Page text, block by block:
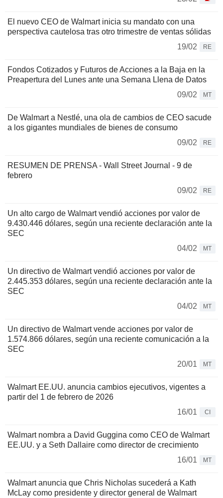
El nuevo CEO de Walmart inicia su mandato con una
perspectiva cautelosa tras otro trimestre de ventas sólidas
19/02
RE
Fondos Cotizados y Futuros de Acciones a la Baja en la
Preapertura del Lunes ante una Semana Llena de Datos
09/02
MT
De Walmart a Nestlé, una ola de cambios de CEO sacude
a los gigantes mundiales de bienes de consumo
09/02
RE
RESUMEN DE PRENSA - Wall Street Journal - 9 de
febrero
09/02
RE
Un alto cargo de Walmart vendió acciones por valor de
9.430.446 dólares, según una reciente declaración ante la
SEC
04/02
MT
Un directivo de Walmart vendió acciones por valor de
2.445.353 dólares, según una reciente declaración ante la
SEC
04/02
MT
Un directivo de Walmart vende acciones por valor de
1.574.866 dólares, según una reciente comunicación a la
SEC
20/01
MT
Walmart EE.UU. anuncia cambios ejecutivos, vigentes a
partir del 1 de febrero de 2026
16/01
CI
Walmart nombra a David Guggina como CEO de Walmart
EE.UU. y a Seth Dallaire como director de crecimiento
16/01
MT
Walmart anuncia que Chris Nicholas sucederá a Kath
McLay como presidente y director general de Walmart